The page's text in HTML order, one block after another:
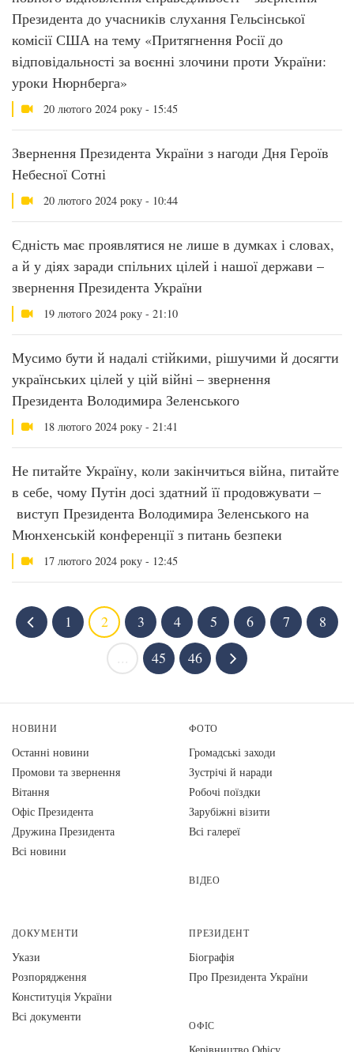
Президента до учасників слухання Гельсінської
комісії США на тему «Притягнення Росії до
відповідальності за воєнні злочини проти України:
уроки Нюрнберга»
20 лютого 2024 року - 15:45
Звернення Президента України з нагоди Дня Героїв
Небесної Сотні
20 лютого 2024 року - 10:44
Єдність має проявлятися не лише в думках і словах,
а й у діях заради спільних цілей і нашої держави –
звернення Президента України
19 лютого 2024 року - 21:10
Мусимо бути й надалі стійкими, рішучими й досягти
українських цілей у цій війні – звернення
Президента Володимира Зеленського
18 лютого 2024 року - 21:41
Не питайте Україну, коли закінчиться війна, питайте
в себе, чому Путін досі здатний її продовжувати –
виступ Президента Володимира Зеленського на
Мюнхенській конференції з питань безпеки
17 лютого 2024 року - 12:45
1 2 3 4 5 6 7
8
45 46
НОВИНИ
Останні новини
Промови та звернення
Вiтання
Офіс Президента
Дружина Президента
Всі новини
ФОТО
Громадські заходи
Зустрічі й наради
Робочі поїздки
Зарубіжні візити
Всі галереї
ВІДЕО
ДОКУМЕНТИ
Укази
Розпорядження
Конституція України
Всі документи
ПРЕЗИДЕНТ
Біографія
Про Президента України
ОФІС